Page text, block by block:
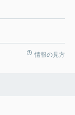
情報の見方